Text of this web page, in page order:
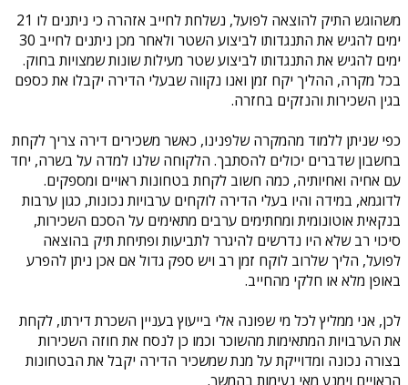
משהוגש התיק להוצאה לפועל, נשלחת לחייב אזהרה כי ניתנים לו 21
ימים להגיש את התנגדותו לביצוע השטר ולאחר מכן ניתנים לחייב 30
ימים להגיש את התנגדותו לביצוע שטר מעילות שונות שמצויות בחוק.
בכל מקרה, ההליך יקח זמן ואנו נקווה שבעלי הדירה יקבלו את כספם
בגין השכירות והנזקים בחזרה.
כפי שניתן ללמוד מהמקרה שלפנינו, כאשר משכירים דירה צריך לקחת
בחשבון שדברים יכולים להסתבך. הלקוחה שלנו למדה על בשרה, יחד
עם אחיה ואחיותיה, כמה חשוב לקחת בטחונות ראויים ומספקים.
לדוגמא, במידה והיו בעלי הדירה לוקחים ערבויות נכונות, כגון ערבות
בנקאית אוטונומית ומחתימים ערבים מתאימים על הסכם השכירות,
סיכוי רב שלא היו נדרשים להיגרר לתביעות ופתיחת תיק בהוצאה
לפועל, הליך שלרוב לוקח זמן רב ויש ספק גדול אם אכן ניתן להפרע
באופן מלא או חלקי מהחייב.
לכן, אני ממליץ לכל מי שפונה אלי בייעוץ בעניין השכרת דירתו, לקחת
את הערבויות המתאימות מהשוכר וכמו כן לנסח את חוזה השכירות
בצורה נכונה ומדוייקת על מנת שמשכיר הדירה יקבל את הבטחונות
הראויים וימנע מאי נעימות בהמשך.